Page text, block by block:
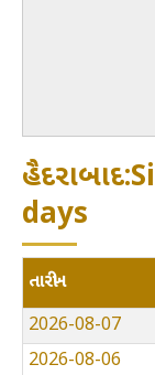
days
તારીખ
2026-08-07
2026-08-06